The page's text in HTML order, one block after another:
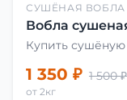
СУШЁНАЯ ВОБЛА
Вобла
Купить сушёную
1 350 ₽ 1 500 ₽
от 2кг